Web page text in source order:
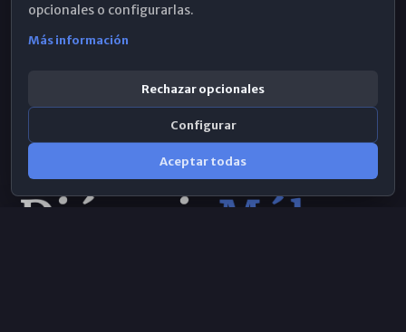
opcionales o configurarlas.
Más información
Rechazar opcionales
Configurar
Aceptar todas